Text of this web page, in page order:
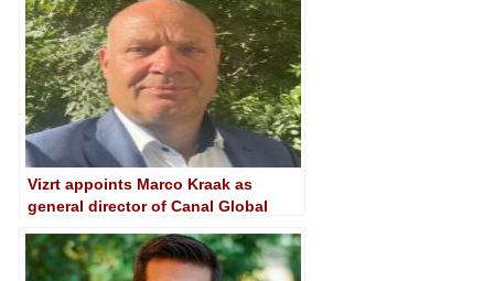
Vizrt appoints Marco Kraak as
general director of Canal Global